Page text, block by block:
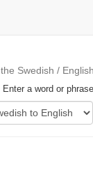
the Swedish /
Enter a word or